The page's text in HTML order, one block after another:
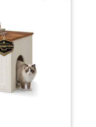
pratique 【PLUS
】Cette maison de
où il se sent en
plus, elle dissimule
s'échapper : une
ET LONGUE
de qualité,
stable (capacité
durable, et peut vous
fourrure, pendant de